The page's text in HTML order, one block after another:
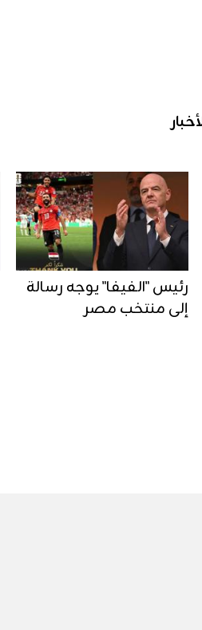
رئيس "الفيفا" يوجه رسالة
إلى منتخب مصر